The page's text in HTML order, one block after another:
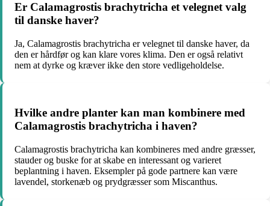
Er Calamagrostis brachytricha et velegnet valg
til danske haver?
Ja, Calamagrostis brachytricha er velegnet til danske haver, da
den er hårdfør og kan klare vores klima. Den er også relativt
nem at dyrke og kræver ikke den store vedligeholdelse.
Hvilke andre planter kan man kombinere med
Calamagrostis brachytricha i haven?
Calamagrostis brachytricha kan kombineres med andre græsser,
stauder og buske for at skabe en interessant og varieret
beplantning i haven. Eksempler på gode partnere kan være
lavendel, storkenæb og prydgræsser som Miscanthus.